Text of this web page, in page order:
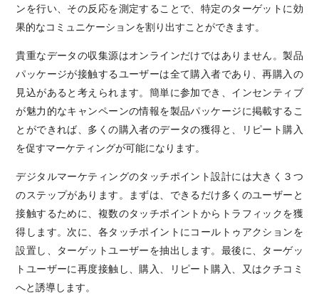
ンを行い、その反応を測定することで、特定のターゲットに効
果的なコミュニケーションを割り出すことができます。
貴重なデータの収集源はオンラインだけではありません。製品
パッケージが接触するユーザーは全て購入者であり、再購入の
見込があると考えられます。簡単に参加でき、インセンティブ
が魅力的なキャンペーンの情報を製品パッケージに掲載するこ
とができれば、多くの購入者のデータの獲得と、リピート購入
を促すマーケティングが可能になります。
デジタルマーケティングのタッチポイント設計には大きく３つ
のステップがあります。まずは、できるだけ多くのユーザーと
接触するために、複数のタッチポイントからトラフィックを獲
得します。次に、各タッチポイントにコールトゥアクションを
設置し、ターゲットユーザーを抽出します。最後に、ターゲッ
トユーザーに再度接触し、購入、リピート購入、又はクチコミ
へと誘導します。